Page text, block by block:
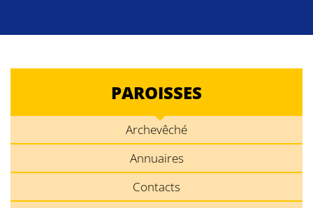
PAROISSES
Archevêché
Annuaires
Contacts